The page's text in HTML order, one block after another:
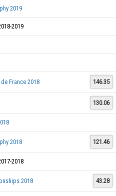
2019
2019
France 2018 146.35
130.06
2018 121.46
2018
2018 43.28